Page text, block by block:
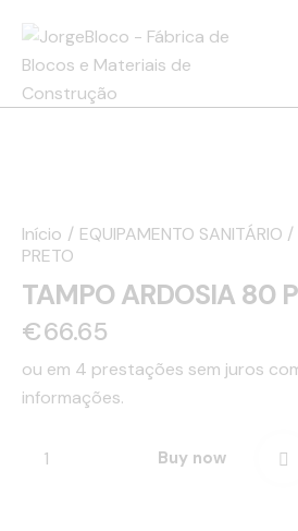
Início EQUIPAMENTO SANITÁRIO
PRETO
TAMPO ARDOSIA 80
€66.65
ou em 4 prestações sem juros
informações.
Buy now